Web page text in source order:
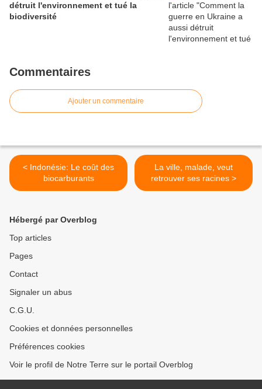
détruit l'environnement et tué la
biodiversité
Commentaires
Ajouter un commentaire
< Indonésie: Le coût des
biocarburants
La ville, malade, veut
retrouver ses racines >
Hébergé par Overblog
Top articles
Pages
Contact
Signaler un abus
C.G.U.
Cookies et données personnelles
Préférences cookies
Voir le profil de Notre Terre sur le portail Overblog